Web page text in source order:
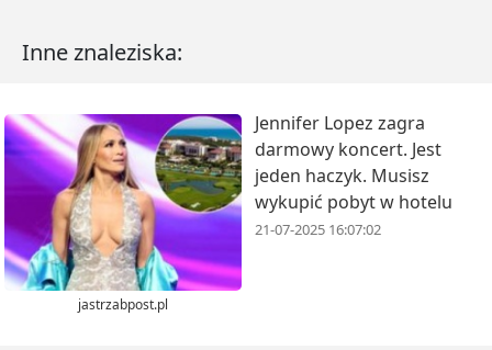
Inne znaleziska:
jastrzabpost.pl
Jennifer Lopez zagra
darmowy koncert. Jest
jeden haczyk. Musisz
wykupić pobyt w hotelu
21-07-2025 16:07:02